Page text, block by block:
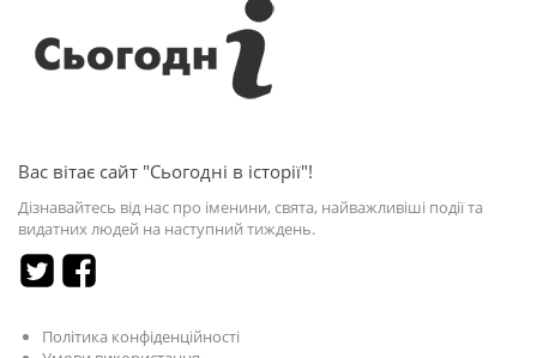
Вас вітає сайт "Сьогодні в історії"!
Дізнавайтесь від нас про іменини, свята, найважливіші події та
видатних людей на наступний тиждень.
Політика конфіденційності